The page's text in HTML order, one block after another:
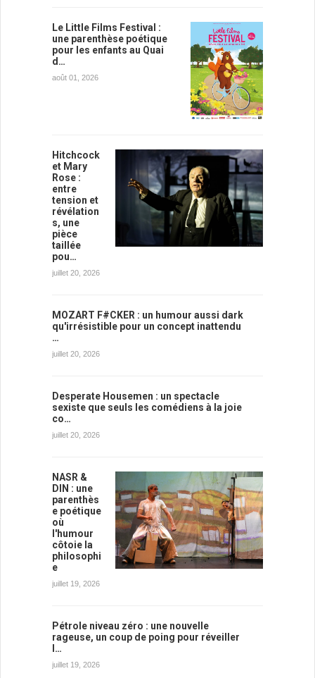
Le Little Films Festival :
une parenthèse poétique
pour les enfants au Quai
d…
août 01, 2026
Hitchcock
et Mary
Rose :
entre
tension et
révélation
s, une
pièce
taillée
pou…
juillet 20, 2026
MOZART F#CKER : un humour aussi dark
qu'irrésistible pour un concept inattendu
…
juillet 20, 2026
Desperate Housemen : un spectacle
sexiste que seuls les comédiens à la joie
co…
juillet 20, 2026
NASR &
DIN : une
parenthès
e poétique
où
l'humour
côtoie la
philosophi
e
juillet 19, 2026
Pétrole niveau zéro : une nouvelle
rageuse, un coup de poing pour réveiller
l…
juillet 19, 2026